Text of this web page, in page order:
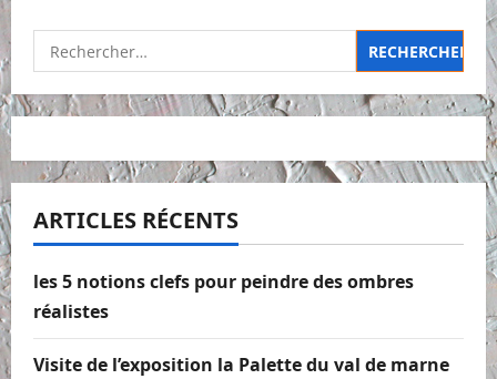
Peindre
ressemblant
Rechercher :
ARTICLES RÉCENTS
les 5 notions clefs pour peindre des ombres
réalistes
Visite de l’exposition la Palette du val de marne